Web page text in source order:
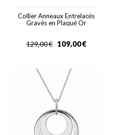
Collier Anneaux Entrelacés
Gravés en Plaqué Or
€
129,00 €
109,00